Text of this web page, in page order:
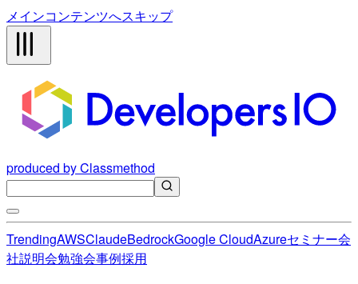
メインコンテンツへスキップ
produced by Classmethod
TrendingAWSClaudeBedrockGoogle CloudAzureセミナー会
社説明会勉強会事例採用